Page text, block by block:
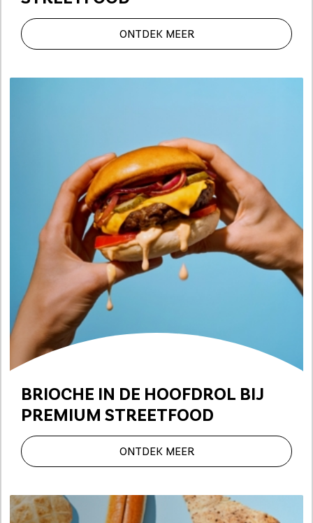
ONTDEK MEER
BRIOCHE IN DE HOOFDROL BIJ
PREMIUM STREETFOOD
ONTDEK MEER